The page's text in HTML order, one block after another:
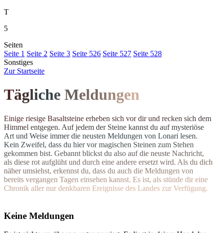
T
5
Seiten
Seite 1 Seite 2 Seite 3 Seite 526 Seite 527 Seite 528
Sonstiges
Zur Startseite
Tägliche Meldungen
Einige riesige Basaltsteine erheben sich vor dir und recken sich dem
Himmel entgegen. Auf jedem der Steine kannst du auf mysteriöse
Art und Weise immer die neusten Meldungen von Lonari lesen.
Kein Zweifel, dass du hier vor magischen Steinen zum Stehen
gekommen bist. Gebannt blickst du also auf die neuste Nachricht,
als diese rot aufglüht und durch eine andere ersetzt wird. Als du dich
näher umsiehst, erkennst du, dass du auch die Meldungen von
bereits vergangen Tagen einsehen kannst. Es ist, als stünde dir eine
Chronik aller nur denkbaren Ereignisse des Landes zur Verfügung.
Keine Meldungen